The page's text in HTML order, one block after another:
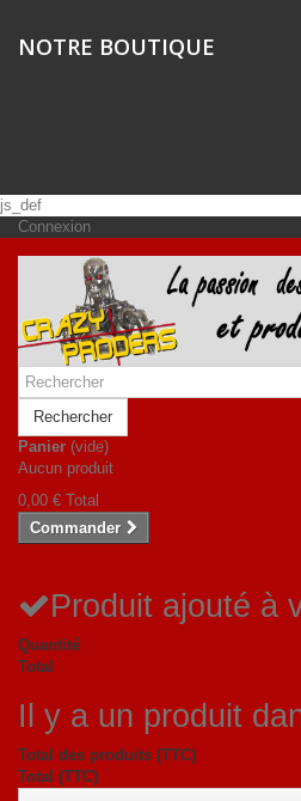
NOTRE BOUTIQUE
js_def
Connexion
Rechercher
Panier (vide)
Aucun produit
0,00 € Total
Commander
Produit ajouté à
Quantité
Total
Il y a un produit
Total des produits (TTC)
Total (TTC)